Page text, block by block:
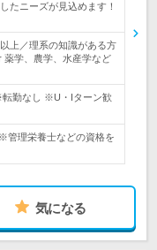
たニーズが見込めます！
上／理系の知識がある方
学、農学、水産学など
転勤なし ※U・Iターン歓
管理栄養士などの資格を
気になる